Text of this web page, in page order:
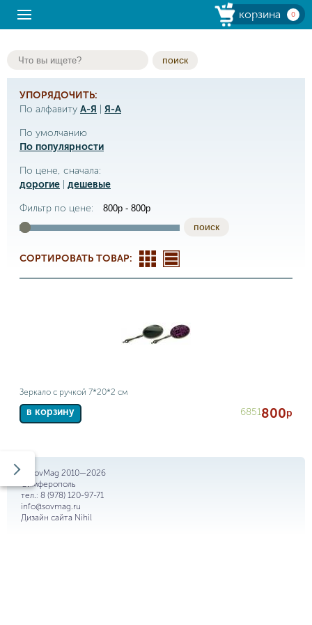
корзина 0
поиск
УПОРЯДОЧИТЬ:
По алфавиту А-Я
Я-А
По умолчанию
По популярности
По цене, сначала:
дорогие
дешевые
Фильтр по цене:
поиск
СОРТИРОВАТЬ ТОВАР:
Зеркало с ручкой 7*20*2 см
в корзину 6851800р
© SovMag 2010—2026
Симферополь
тел.: 8 (978) 120-97-71
info@sovmag.ru
Дизайн сайта Nihil